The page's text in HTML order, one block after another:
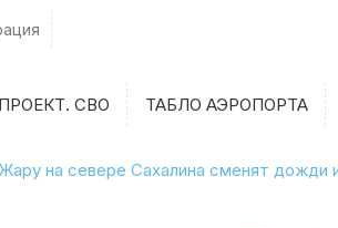
СВО ТАБЛО АЭРОПОРТА
Жару на севере Сахалина сменят дожди